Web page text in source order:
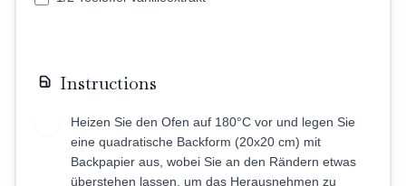
Instructions
Heizen Sie den Ofen auf 180°C vor und legen Sie
eine quadratische Backform (20x20 cm) mit
Backpapier aus, wobei Sie an den Rändern etwas
überstehen lassen, um das Herausnehmen zu